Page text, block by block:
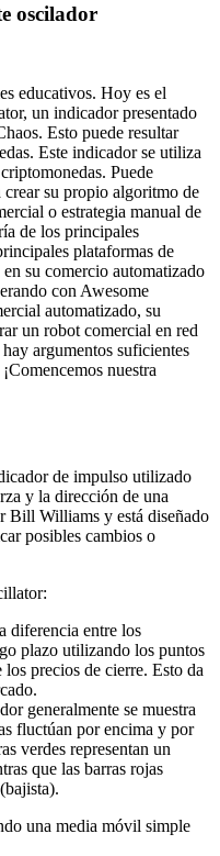
oscilador
educativos. Hoy es el
un indicador presentado
Esto puede resultar
Este indicador se utiliza
Puede
su propio algoritmo de
o estrategia manual de
de los principales
plataformas de
su comercio automatizado
con Awesome
automatizado, su
un robot comercial en red
argumentos suficientes
nuestra
de impulso utilizado
y ​​la dirección de una
Bill Williams y está diseñado
posibles cambios o
diferencia entre los
plazo utilizando los puntos
precios de cierre. Esto da
generalmente se muestra
fluctúan por encima y por
verdes representan un
que las barras rojas
una media móvil simple